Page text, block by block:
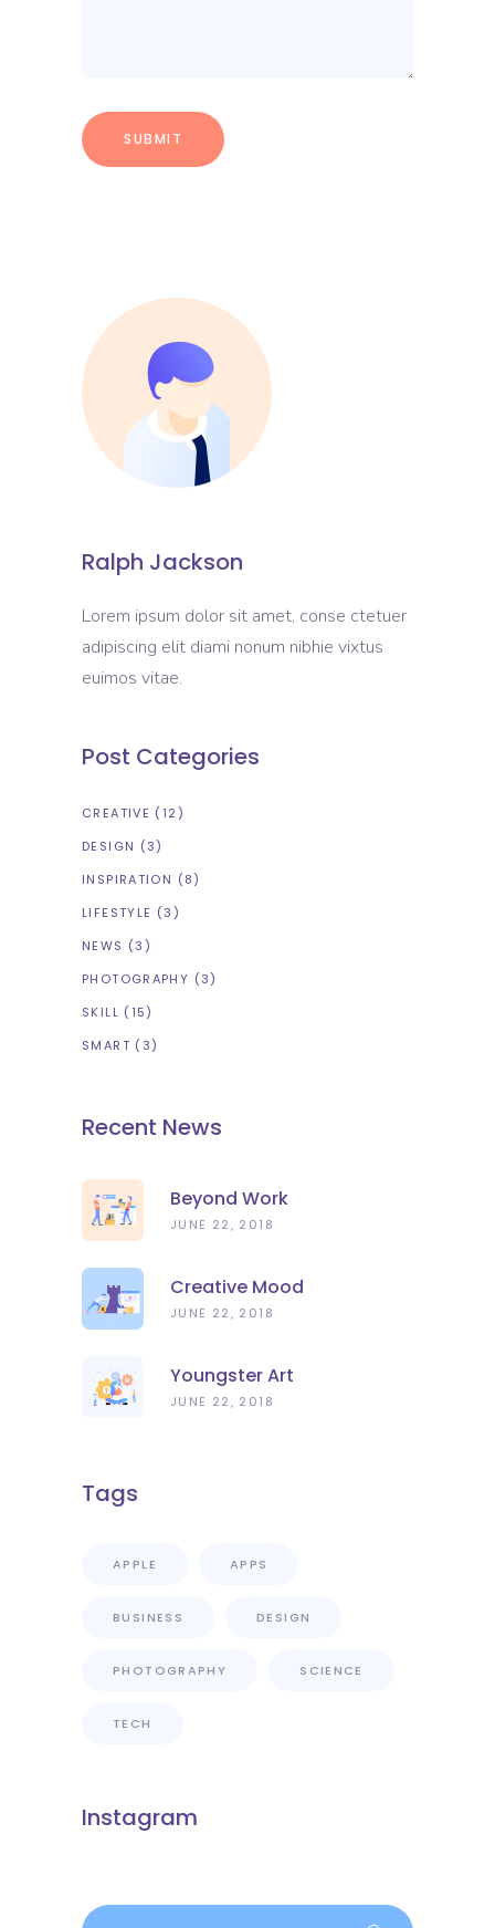
Ralph Jackson
Lorem ipsum dolor sit amet, conse ctetuer
adipiscing elit diami nonum nibhie vixtus
euimos vitae.
Post Categories
CREATIVE (12)
DESIGN (3)
INSPIRATION (8)
LIFESTYLE (3)
NEWS (3)
PHOTOGRAPHY (3)
SKILL (15)
SMART (3)
Recent News
Beyond Work
JUNE 22, 2018
Creative Mood
JUNE 22, 2018
Youngster Art
JUNE 22, 2018
Tags
APPLE APPS
BUSINESS DESIGN
PHOTOGRAPHY SCIENCE
TECH
Instagram